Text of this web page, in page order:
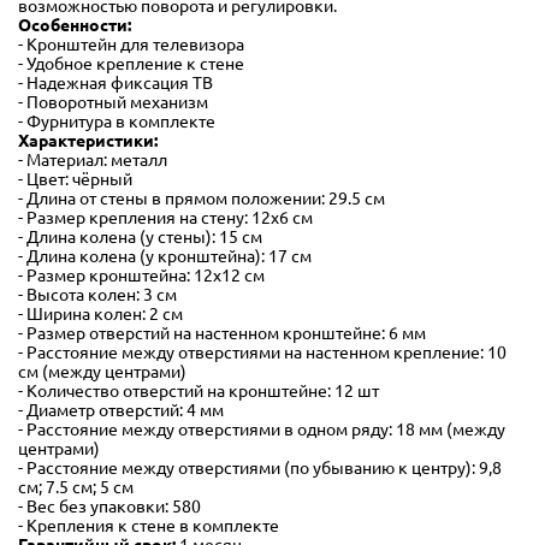
возможностью поворота и регулировки.
Особенности:
- Кронштейн для телевизора
- Удобное крепление к стене
- Надежная фиксация ТВ
- Поворотный механизм
- Фурнитура в комплекте
Характеристики:
- Материал: металл
- Цвет: чёрный
- Длина от стены в прямом положении: 29.5 см
- Размер крепления на стену: 12х6 см
- Длина колена (у стены): 15 см
- Длина колена (у кронштейна): 17 см
- Размер кронштейна: 12х12 см
- Высота колен: 3 см
- Ширина колен: 2 см
- Размер отверстий на настенном кронштейне: 6 мм
- Расстояние между отверстиями на настенном крепление: 10
см (между центрами)
- Количество отверстий на кронштейне: 12 шт
- Диаметр отверстий: 4 мм
- Расстояние между отверстиями в одном ряду: 18 мм (между
центрами)
- Расстояние между отверстиями (по убыванию к центру): 9,8
см; 7.5 см; 5 см
- Вес без упаковки: 580
- Крепления к стене в комплекте